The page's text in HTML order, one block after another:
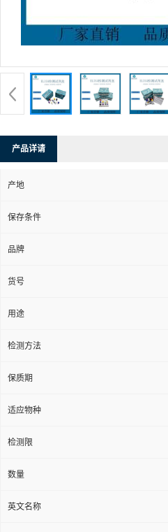
产品详请
产地
保存条件
品牌
货号
用途
检测方法
保质期
适应物种
检测限
数量
英文名称